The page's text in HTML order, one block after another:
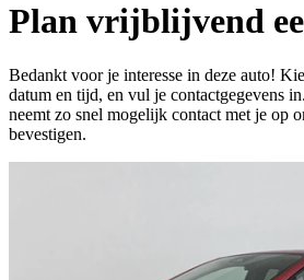
Plan vrijblijvend
Bedankt voor je interesse in deze auto!
datum en tijd, en vul je contactgegevens
neemt zo snel mogelijk contact met je op
bevestigen.